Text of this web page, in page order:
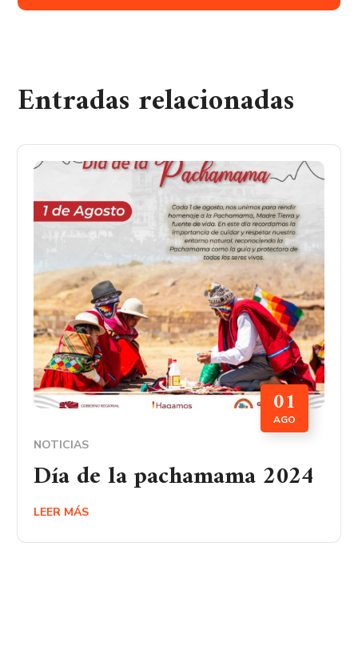
Entradas relacionadas
01
AGO
NOTICIAS
Día de la pachamama 2024
LEER MÁS